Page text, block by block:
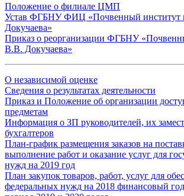
Положение о филиале ЦМП
Устав ФГБНУ ФИЦ «Почвенный институт
Докучаева»
Приказ о реорганизации ФГБНУ
В.В. Докучаева»
О независимой оценке
Сведения о результатах деятельности
Приказ и Положение об организации
предметам
Информация о ЗП руководителей, их
бухгалтеров
План-график размещения заказов на
выполнение работ и оказание услуг для
нужд на 2019 год
План закупок товаров, работ, услуг для
федеральных нужд на 2018 финансовый